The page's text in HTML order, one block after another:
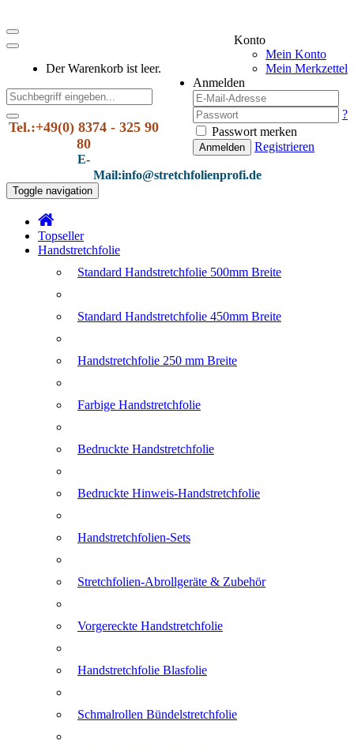
Konto
Mein Konto
Mein Merkzettel
Anmelden
?
Passwort merken
Anmelden Registrieren
Der Warenkorb ist leer.
Tel.:+49(0) 8374 - 325 90
80
E-
Mail:info@stretchfolienprofi.de
Toggle navigation
Topseller
Handstretchfolie
Standard Handstretchfolie 500mm Breite
Standard Handstretchfolie 450mm Breite
Handstretchfolie 250 mm Breite
Farbige Handstretchfolie
Bedruckte Handstretchfolie
Bedruckte Hinweis-Handstretchfolie
Handstretchfolien-Sets
Stretchfolien-Abrollgeräte & Zubehör
Vorgereckte Handstretchfolie
Handstretchfolie Blasfolie
Schmalrollen Bündelstretchfolie